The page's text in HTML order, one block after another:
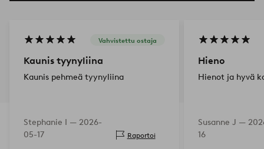
Vahvistettu ostaja
Kaunis tyynyliina
Kaunis pehmeä tyynyliina
Stephanie I — 2026-
05-17
Raportoi
Hieno
Hienot ja hyvä
Susanne J —
16